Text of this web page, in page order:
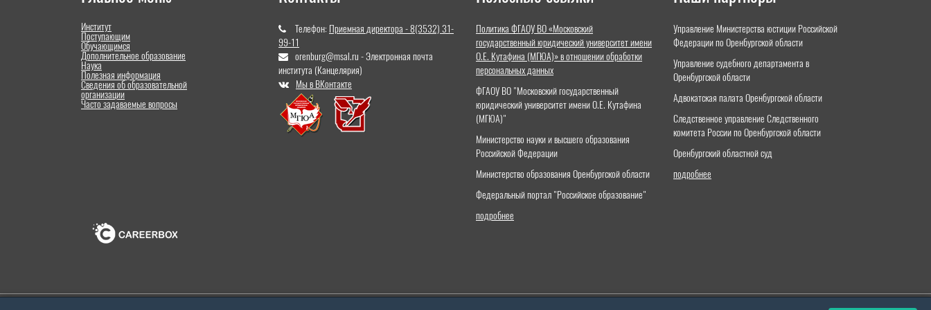
Институт
Поступающим
Обучающимся
Дополнительное образование
Наука
Полезная информация
Сведения об образовательной
организации
Часто задаваемые вопросы
Телефон: Приемная директора - 8(3532) 31-
99-11
orenburg@msal.ru - Электронная почта
института (Канцелярия)
Мы в ВКонтакте
Политика ФГАОУ ВО «Московский
государственный юридический университет имени
О.Е. Кутафина (МГЮА)» в отношении обработки
персональных данных
ФГАОУ ВО "Московский государственный
юридический университет имени О.Е. Кутафина
(МГЮА)"
Министерство науки и высшего образования
Российской Федерации
Министерство образования Оренбургской области
Федеральный портал "Российское образование"
подробнее
Управление Министерства юстиции Российской
Федерации по Оренбургской области
Управление судебного департамента в
Оренбургской области
Адвокатская палата Оренбургской области
Следственное управление Следственного
комитета России по Оренбургской области
Оренбургский областной суд
подробнее